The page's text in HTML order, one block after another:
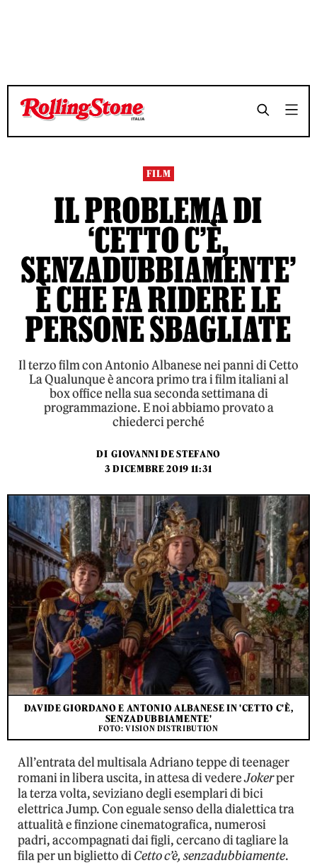
TEMPO DI LETTURA 8 MINUTI SHARE
TEMPO DI LETTURA 8 MINUTI SHARE
FILM
IL PROBLEMA DI
‘CETTO C’È,
SENZADUBBIAMENTE’
È CHE FA RIDERE LE
PERSONE SBAGLIATE
Il terzo film con Antonio Albanese nei panni di Cetto
La Qualunque è ancora primo tra i film italiani al
box office nella sua seconda settimana di
programmazione. E noi abbiamo provato a
chiederci perché
DI GIOVANNI DE STEFANO
3 DICEMBRE 2019 11:31
DAVIDE GIORDANO E ANTONIO ALBANESE IN 'CETTO C'È,
SENZADUBBIAMENTE'
FOTO: VISION DISTRIBUTION
All’entrata del multisala Adriano teppe di teenager
romani in libera uscita, in attesa di vedereJokerper
la terza volta, seviziano degli esemplari di bici
elettrica Jump. Con eguale senso della dialettica tra
attualità e finzione cinematografica, numerosi
padri, accompagnati dai figli, cercano di tagliare la
fila per un biglietto diCetto c’è, senzadubbiamente.